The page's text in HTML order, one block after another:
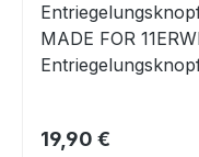
MADE FOR
ein Gewinde
Regulärer Preis:
19,90 €